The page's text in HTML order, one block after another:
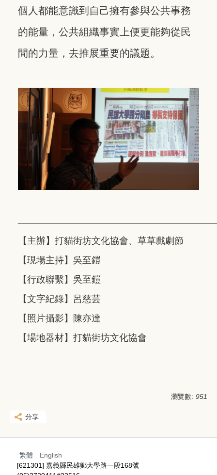
個人都能意識到自己擁有參與公共事務
的能量，公共組織事實上便更能夠從民
間的力量，去推展重要的議題。
【主辦】打貓街坊文化協會、草草戲劇節
【現場主持】吳至鎧
【行政聯繫】吳至鎧
【文字紀錄】呂慈芸
【照片攝影】陳亦達
【場地器材】打貓街坊文化協會
瀏覽數: 951
分享
繁體
English
[621301] 嘉義縣民雄鄉大學路一段168號